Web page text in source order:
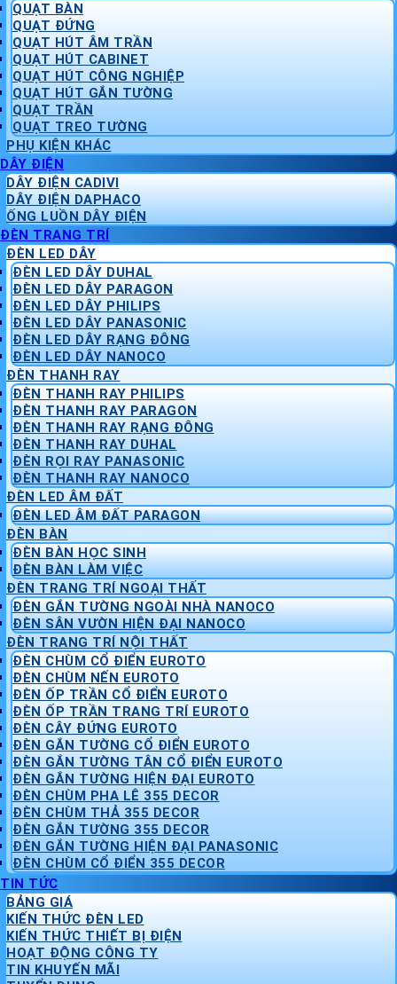
QUẠT BÀN
QUẠT ĐỨNG
QUẠT HÚT ÂM TRẦN
QUẠT HÚT CABINET
QUẠT HÚT CÔNG NGHIỆP
QUẠT HÚT GẮN TƯỜNG
QUẠT TRẦN
QUẠT TREO TƯỜNG
PHỤ KIỆN KHÁC
DÂY ĐIỆN
DÂY ĐIỆN CADIVI
DÂY ĐIỆN DAPHACO
ỐNG LUỒN DÂY ĐIỆN
ĐÈN TRANG TRÍ
ĐÈN LED DÂY
ĐÈN LED DÂY DUHAL
ĐÈN LED DÂY PARAGON
ĐÈN LED DÂY PHILIPS
ĐÈN LED DÂY PANASONIC
ĐÈN LED DÂY RẠNG ĐÔNG
ĐÈN LED DÂY NANOCO
ĐÈN THANH RAY
ĐÈN THANH RAY PHILIPS
ĐÈN THANH RAY PARAGON
ĐÈN THANH RAY RẠNG ĐÔNG
ĐÈN THANH RAY DUHAL
ĐÈN RỌI RAY PANASONIC
ĐÈN THANH RAY NANOCO
ĐÈN LED ÂM ĐẤT
ĐÈN LED ÂM ĐẤT PARAGON
ĐÈN BÀN
ĐÈN BÀN HỌC SINH
ĐÈN BÀN LÀM VIỆC
ĐÈN TRANG TRÍ NGOẠI THẤT
ĐÈN GẮN TƯỜNG NGOÀI NHÀ NANOCO
ĐÈN SÂN VƯỜN HIỆN ĐẠI NANOCO
ĐÈN TRANG TRÍ NỘI THẤT
ĐÈN CHÙM CỔ ĐIỂN EUROTO
ĐÈN CHÙM NẾN EUROTO
ĐÈN ỐP TRẦN CỔ ĐIỂN EUROTO
ĐÈN ỐP TRẦN TRANG TRÍ EUROTO
ĐÈN CÂY ĐỨNG EUROTO
ĐÈN GẮN TƯỜNG CỔ ĐIỂN EUROTO
ĐÈN GẮN TƯỜNG TÂN CỔ ĐIỂN EUROTO
ĐÈN GẮN TƯỜNG HIỆN ĐẠI EUROTO
ĐÈN CHÙM PHA LÊ 355 DECOR
ĐÈN CHÙM THẢ 355 DECOR
ĐÈN GẮN TƯỜNG 355 DECOR
ĐÈN GẮN TƯỜNG HIỆN ĐẠI PANASONIC
ĐÈN CHÙM CỔ ĐIỂN 355 DECOR
TIN TỨC
BẢNG GIÁ
KIẾN THỨC ĐÈN LED
KIẾN THỨC THIẾT BỊ ĐIỆN
HOẠT ĐỘNG CÔNG TY
TIN KHUYẾN MÃI